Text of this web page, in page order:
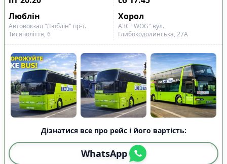
Люблін
Хорол
Автовокзал "Люблін" пр-т.
Тисячоліття, 6
АЗС "WOG" вул.
Глибокодолинська, 27А
Дізнатися все про рейс і його вартість:
WhatsApp